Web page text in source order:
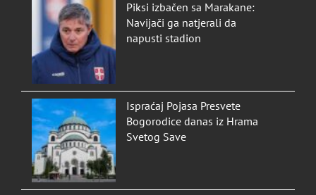
Piksi izbačen sa Marakane:
Navijači ga natjerali da
napusti stadion
Ispraćaj Pojasa Presvete
Bogorodice danas iz Hrama
Svetog Save